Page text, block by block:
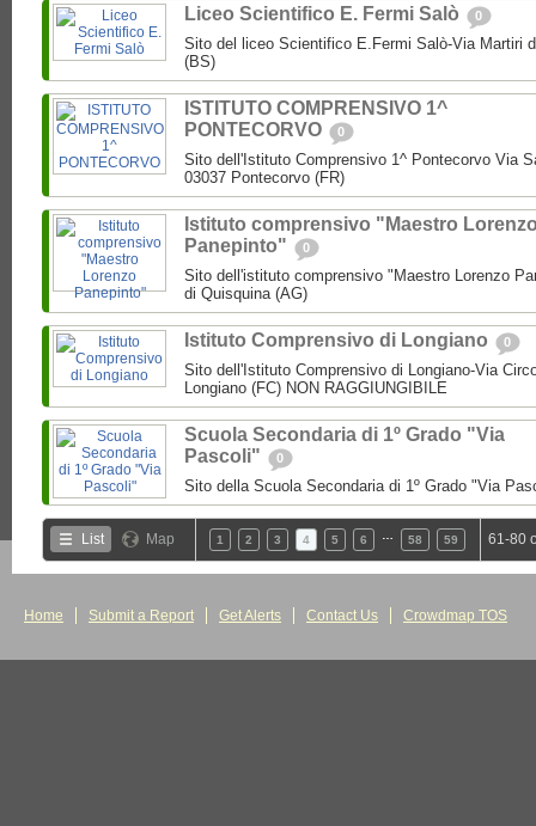
Liceo Scientifico E. Fermi Salò 0
Sito del liceo Scientifico E.Fermi Salò-Via Martiri
(BS)
ISTITUTO COMPRENSIVO 1^
PONTECORVO
0
Sito dell'Istituto Comprensivo 1^ Pontecorvo Via
03037 Pontecorvo (FR)
Istituto comprensivo "Maestro
Panepinto"
0
Sito dell'istituto comprensivo "Maestro Lorenzo
di Quisquina (AG)
Istituto Comprensivo di Longiano 0
Sito dell'Istituto Comprensivo di Longiano-Via
Longiano (FC) NON RAGGIUNGIBILE
Scuola Secondaria di 1º Grado "Via
Pascoli"
0
Sito della Scuola Secondaria di 1º Grado "Via
List Map 1 2 3 4 5 6 58 59 61-80
Home Submit a Report Get Alerts Contact Us Crowdmap TOS